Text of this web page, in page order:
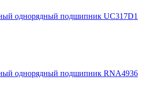
однорядный подшипник UC317D1
однорядный подшипник RNA4936